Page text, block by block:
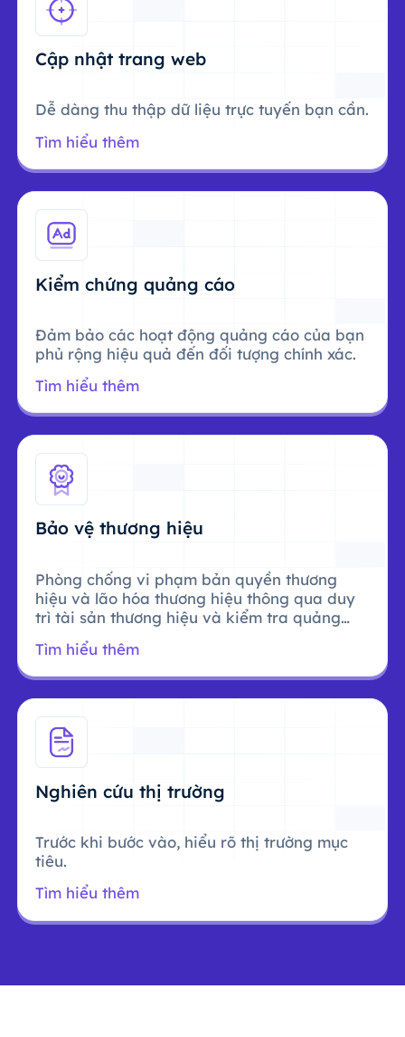
Cập nhật trang web
Dễ dàng thu thập dữ liệu trực tuyến bạn cần.
Tìm hiểu thêm
Kiểm chứng quảng cáo
Đảm bảo các hoạt động quảng cáo của bạn
phủ rộng hiệu quả đến đối tượng chính xác.
Tìm hiểu thêm
Bảo vệ thương hiệu
Phòng chống vi phạm bản quyền thương
hiệu và lão hóa thương hiệu thông qua duy
trì tài sản thương hiệu và kiểm tra quảng
Tìm hiểu thêm
Nghiên cứu thị trường
Trước khi bước vào, hiểu rõ thị trường mục
tiêu.
Tìm hiểu thêm